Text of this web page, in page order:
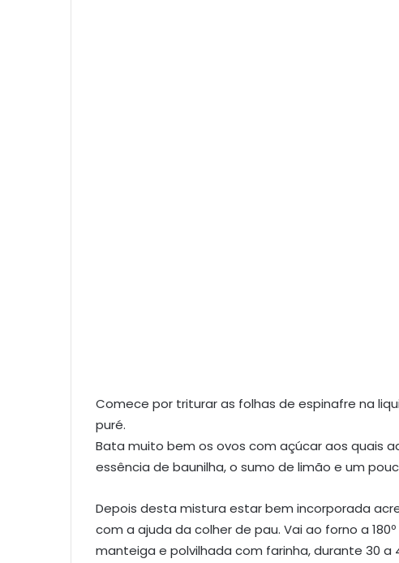
Comece por triturar as folhas de espinafre na
puré.
Bata muito bem os ovos com açúcar aos quais
essência de baunilha, o sumo de limão e um
Depois desta mistura estar bem incorporada
com a ajuda da colher de pau. Vai ao forno a
manteiga e polvilhada com farinha, durante 30 a